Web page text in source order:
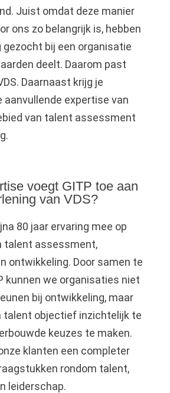
Juist omdat deze manier
ons zo belangrijk is, hebben
bij een organisatie
deelt. Daarom past
Daarnaast krijg je
aanvullende expertise van
van talent assessment
voegt GITP toe aan
van VDS?
80 jaar ervaring mee op
talent assessment,
ontwikkeling. Door samen te
kunnen we organisaties niet
bij ontwikkeling, maar
talent objectief inzichtelijk te
keuzes te maken.
klanten een completer
rondom talent,
leiderschap.